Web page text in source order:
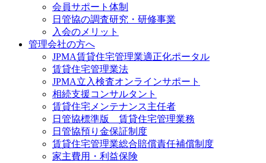
会員サポート体制
日管協の調査研究・研修事業
入会のメリット
管理会社の方へ
JPMA賃貸住宅管理業適正化ポータル
賃貸住宅管理業法
JPMA立入検査オンラインサポート
相続支援コンサルタント
賃貸住宅メンテナンス主任者
日管協標準版 賃貸住宅管理業務
日管協預り金保証制度
賃貸住宅管理業総合賠償責任補償制度
家主費用・利益保険